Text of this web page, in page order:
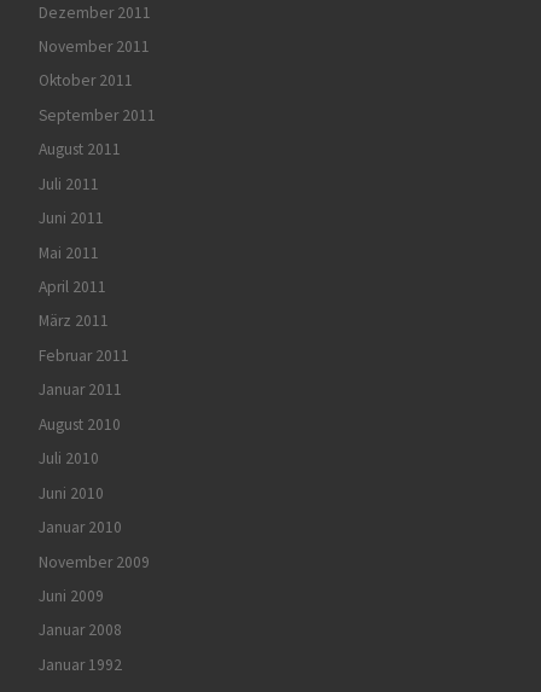
Dezember 2011
November 2011
Oktober 2011
September 2011
August 2011
Juli 2011
Juni 2011
Mai 2011
April 2011
März 2011
Februar 2011
Januar 2011
August 2010
Juli 2010
Juni 2010
Januar 2010
November 2009
Juni 2009
Januar 2008
Januar 1992